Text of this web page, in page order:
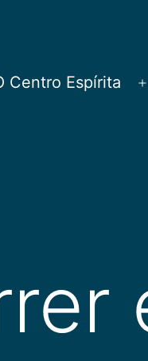
Centro Espírita